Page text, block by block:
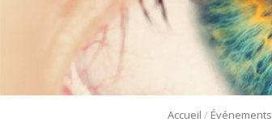
Accueil / Événements